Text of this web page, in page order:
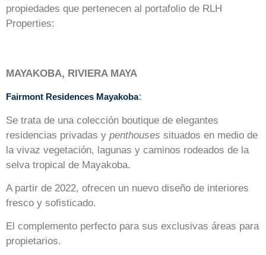
propiedades que pertenecen al portafolio de RLH
Properties:
MAYAKOBA, RIVIERA MAYA
Fairmont Residences Mayakoba:
Se trata de una colección boutique de elegantes
residencias privadas y penthouses situados en medio de
la vivaz vegetación, lagunas y caminos rodeados de la
selva tropical de Mayakoba.
A partir de 2022, ofrecen un nuevo diseño de interiores
fresco y sofisticado.
El complemento perfecto para sus exclusivas áreas para
propietarios.